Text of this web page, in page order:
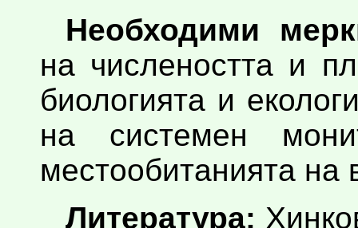
Необходими
на числеността и
биологията и
на системен
местообитанията на
Литература: